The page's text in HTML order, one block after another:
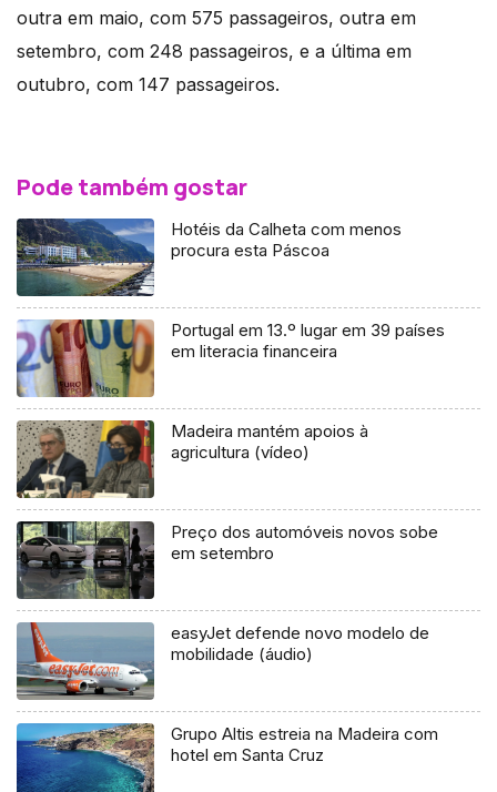
outra em maio, com 575 passageiros, outra em
setembro, com 248 passageiros, e a última em
outubro, com 147 passageiros.
Pode também gostar
Hotéis da Calheta com menos
procura esta Páscoa
Portugal em 13.º lugar em 39 países
em literacia financeira
Madeira mantém apoios à
agricultura (vídeo)
Preço dos automóveis novos sobe
em setembro
easyJet defende novo modelo de
mobilidade (áudio)
Grupo Altis estreia na Madeira com
hotel em Santa Cruz